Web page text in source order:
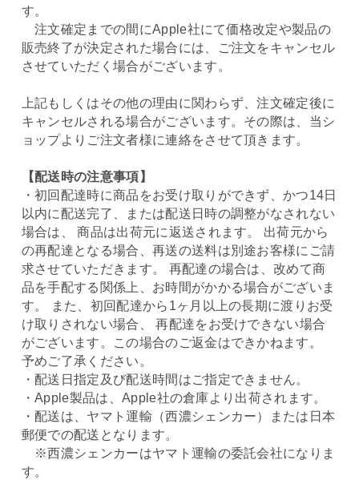
す。
注文確定までの間にApple社にて価格改定や製品の
販売終了が決定された場合には、ご注文をキャンセル
させていただく場合がございます。
上記もしくはその他の理由に関わらず、注文確定後に
キャンセルされる場合がございます。その際は、当シ
ョップよりご注文者様に連絡をさせて頂きます。
【配送時の注意事項】
・初回配達時に商品をお受け取りができず、かつ14日
以内に配送完了、または配送日時の調整がなされない
場合は、 商品は出荷元に返送されます。 出荷元から
の再配達となる場合、再送の送料は別途お客様にご請
求させていただきます。 再配達の場合は、改めて商
品を手配する関係上、お時間がかかる場合がございま
す。 また、初回配達から1ヶ月以上の長期に渡りお受
け取りされない場合、 再配達をお受けできない場合
がございます。この場合のご返金はできかねます。
予めご了承ください。
・配送日指定及び配送時間はご指定できません。
・Apple製品は、Apple社の倉庫より出荷されます。
・配送は、ヤマト運輸（西濃シェンカー）または日本
郵便での配送となります。
※西濃シェンカーはヤマト運輸の委託会社になりま
す。